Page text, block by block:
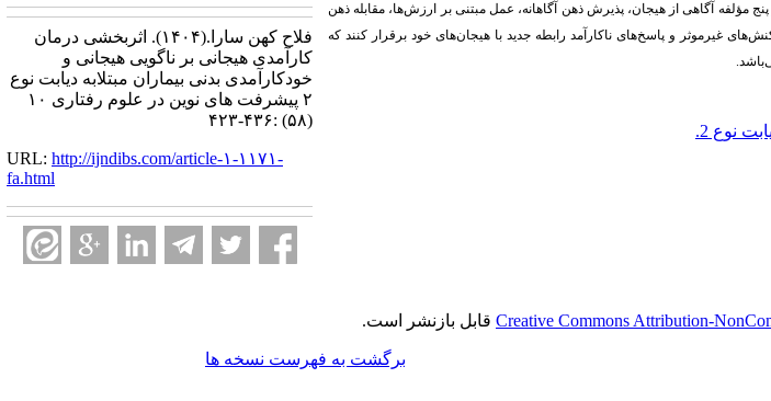
بیماران دیابت نوع 2 کمک می‌کند تا با استفاده از پنج مؤلفه آگاهی از هیجان، پذیرش ذهن آگاهانه، عمل مبتنی بر ارزش‌ها، مقابله ذهن
غیرموثر و پاسخ‌های ناکارآمد رابطه جدید با هیجان‌های خود برقرار کنند که
نوع 2.
فلاح کهن سارا.(۱۴۰۴).
اثربخشی درمان
کارآمدی هیجانی بر ناگویی هیجانی و
خودکارآمدی بدنی بیماران مبتلابه دیابت نوع
۲ پیشرفت های نوین در علوم رفتاری ۱۰
(۵۸) :۴۳۶-۴۲۳
URL: http://ijndibs.com/article-۱-۱۱۷۱-
fa.html
Creative Commons Attribution- قابل بازنشر است.
برگشت به فهرست نسخه ها